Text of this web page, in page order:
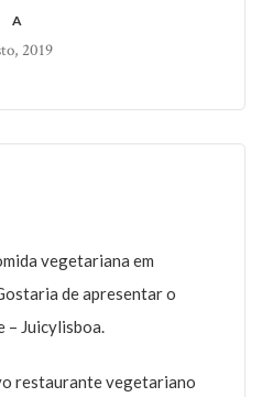
A
2019
vegetariana em
de apresentar o
– Juicylisboa.
restaurante vegetariano